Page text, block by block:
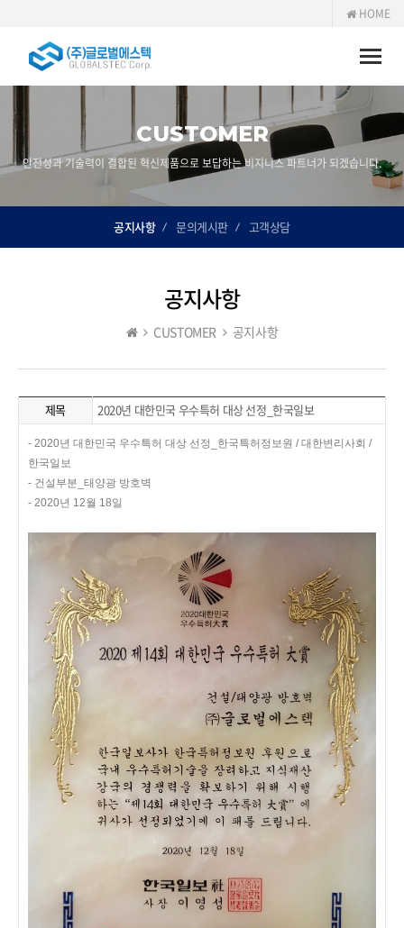
HOME
Toggle
CUSTOMER
안전성과 기술력이 결합된 혁신제품으로 보답하는 비지니스 파트너가 되겠습니다.
공지사항 문의게시판 고객상담
공지사항
CUSTOMER 공지사항
제목 2020년 대한민국 우수특허 대상 선정_한국일보
- 2020년 대한민국 우수특허 대상 선정_한국특허정보원 / 대한변리사회 /
한국일보
- 건설부분_태양광 방호벽
- 2020년 12월 18일